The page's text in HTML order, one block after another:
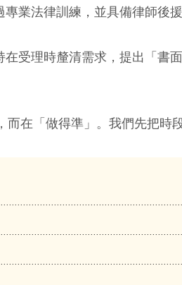
業法律訓練，並具備律師後
受理時釐清需求，提出「書
在「做得準」。我們先把